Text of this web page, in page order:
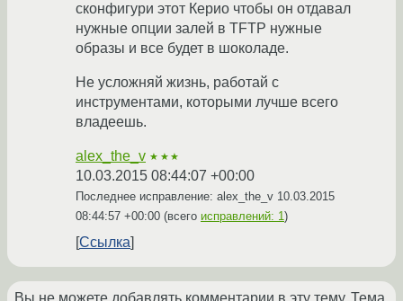
сконфигури этот Керио чтобы он отдавал
нужные опции залей в TFTP нужные
образы и все будет в шоколаде.
Не усложняй жизнь, работай с
инструментами, которыми лучше всего
владеешь.
alex_the_v ★★★
10.03.2015 08:44:07 +00:00
Последнее исправление: alex_the_v 10.03.2015
08:44:57 +00:00 (всего исправлений: 1)
Ссылка